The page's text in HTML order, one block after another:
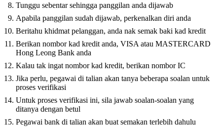
Tunggu sebentar sehingga panggilan anda dijawab
Apabila panggilan sudah dijawab, perkenalkan diri anda
Beritahu khidmat pelanggan, anda nak semak baki kad kredit
Berikan nombor kad kredit anda, VISA atau MASTERCARD
Hong Leong Bank anda
Kalau tak ingat nombor kad kredit, berikan nombor IC
Jika perlu, pegawai di talian akan tanya beberapa soalan untuk
proses verifikasi
Untuk proses verifikasi ini, sila jawab soalan-soalan yang
ditanya dengan betul
Pegawai bank di talian akan buat semakan terlebih dahulu